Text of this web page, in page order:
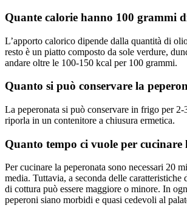
Quante calorie hanno 100 grammi
L’apporto calorico dipende dalla quantità di
resto è un piatto composto da sole verdure,
andare oltre le 100-150 kcal per 100 grammi.
Quanto si può conservare la
La peperonata si può conservare in frigo per
riporla in un contenitore a chiusura ermetica.
Quanto tempo ci vuole per cucinare
Per cucinare la peperonata sono necessari 20
media. Tuttavia, a seconda delle caratteristiche
di cottura può essere maggiore o minore. In
peperoni siano morbidi e quasi cedevoli al